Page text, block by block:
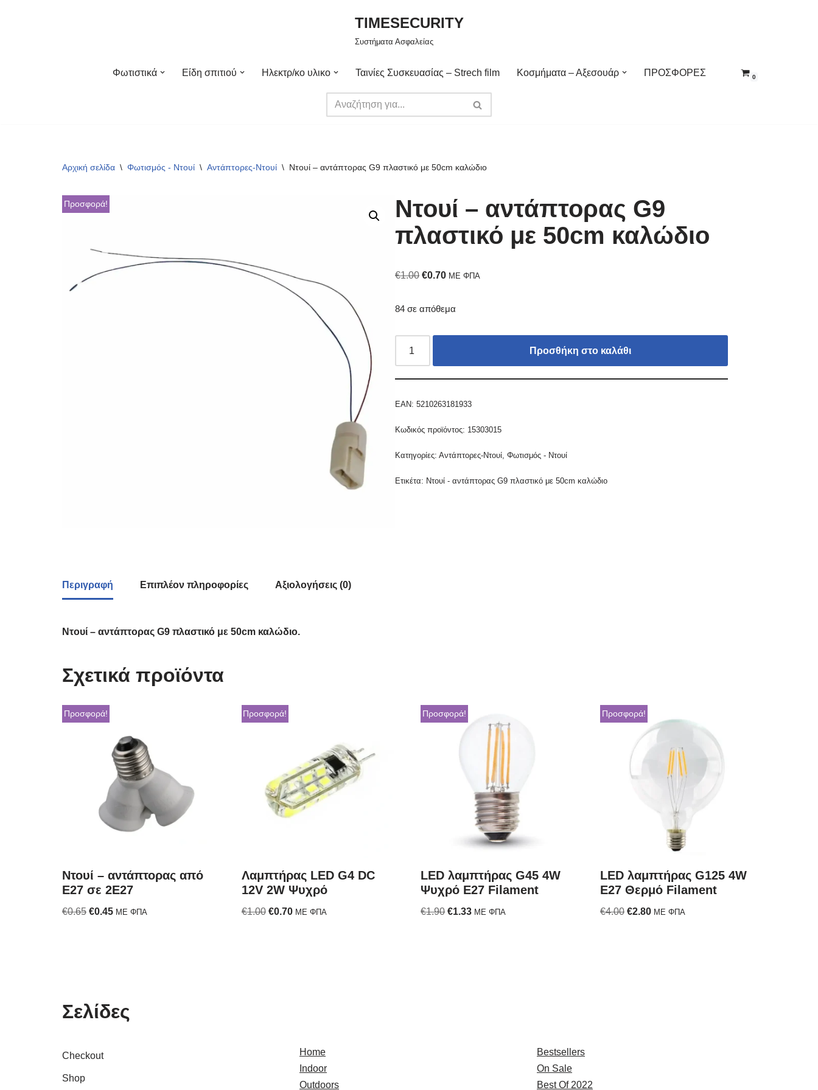
TIMESECURITY
Συστήματα Ασφαλείας
Φωτιστικά Είδη σπιτιού Ηλεκτρ/κο υλικο Ταινίες Συσκευασίας – Strech film Κοσμήματα – Αξεσουάρ ΠΡΟΣΦΟΡΕΣ 0
Αρχική σελίδα \ Φωτισμός - Ντουί \ Αντάπτορες-Ντουί \ Nτουί – αντάπτορας G9 πλαστικό με 50cm καλώδιο
Προσφορά!
Nτουί – αντάπτορας G9
πλαστικό με 50cm καλώδιο
€1.00 €0.70 ΜΕ ΦΠΑ
84 σε απόθεμα
Προσθήκη στο καλάθι
EAN:5210263181933
Κωδικός προϊόντος: 15303015
Κατηγορίες:Αντάπτορες-Ντουί,Φωτισμός - Ντουί
Ετικέτα: Nτουί - αντάπτορας G9 πλαστικό με 50cm καλώδιο
Περιγραφή Επιπλέον πληροφορίες Αξιολογήσεις (0)
Nτουί – αντάπτορας G9 πλαστικό με 50cm καλώδιο.
Σχετικά προϊόντα
Προσφορά!
Ντουί – αντάπτορας από
E27 σε 2E27
€0.65 €0.45 ΜΕ ΦΠΑ
Προσφορά!
Λαμπτήρας LED G4 DC
12V 2W Ψυχρό
€1.00 €0.70 ΜΕ ΦΠΑ
Προσφορά!
LED λαμπτήρας G45 4W
Ψυχρό E27 Filament
€1.90 €1.33 ΜΕ ΦΠΑ
Προσφορά!
LED λαμπτήρας G125 4W
E27 Θερμό Filament
€4.00 €2.80 ΜΕ ΦΠΑ
Σελίδες
Checkout
Shop
Home
Indoor
Outdoors
Bestsellers
On Sale
Best Of 2022